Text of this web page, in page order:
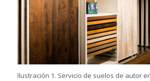
Ilustración 1. Servicio de suelos de autor